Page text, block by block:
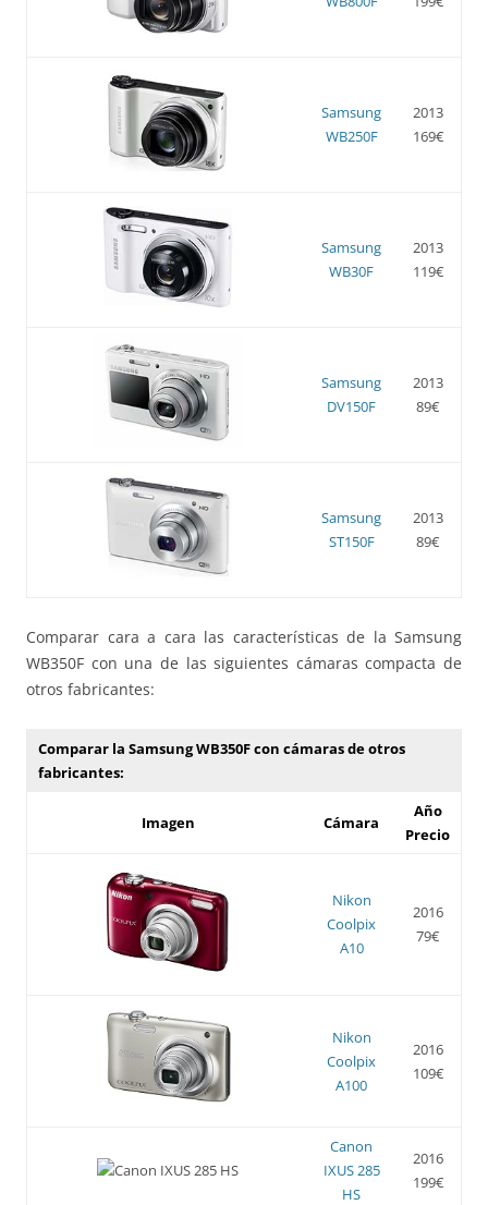
Samsung
WB250F
2013
169€
Samsung
WB30F
2013
119€
Samsung
DV150F
2013
89€
Samsung
ST150F
2013
89€
Comparar cara a cara las características de la Samsung
WB350F con una de las siguientes cámaras compacta de
otros fabricantes:
Comparar la Samsung WB350F con cámaras de otros
fabricantes:
Imagen Cámara
Año
Precio
Nikon
Coolpix
A10
2016
79€
Nikon
Coolpix
A100
2016
109€
Canon
IXUS 285
HS
2016
199€